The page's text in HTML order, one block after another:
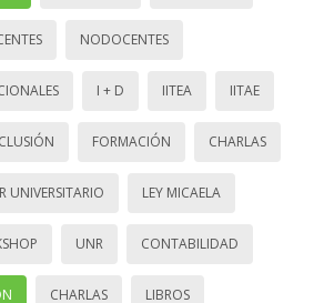
NODOCENTES
I + D IITEA IITAE
FORMACIÓN CHARLAS
UNIVERSITARIO LEY MICAELA
UNR CONTABILIDAD
CHARLAS LIBROS